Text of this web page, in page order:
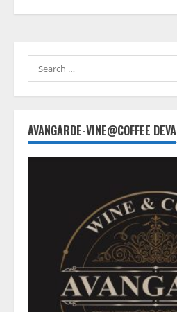
Search
for:
AVANGARDE-VINE@COFFEE DEVA